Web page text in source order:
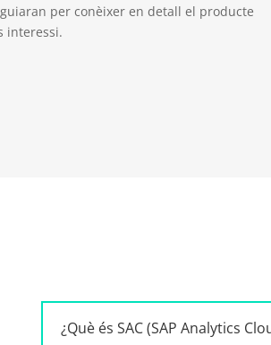
per conèixer en detall el producte
interessi.
¿Què és SAC (SAP Analytics